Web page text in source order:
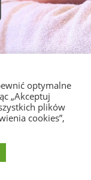
NAPISZE SIĘ SAMA!
19/5 Kraków
prac.pl
redagowaniepracpl
optymalne
„Akceptuj
plików
cookies”,